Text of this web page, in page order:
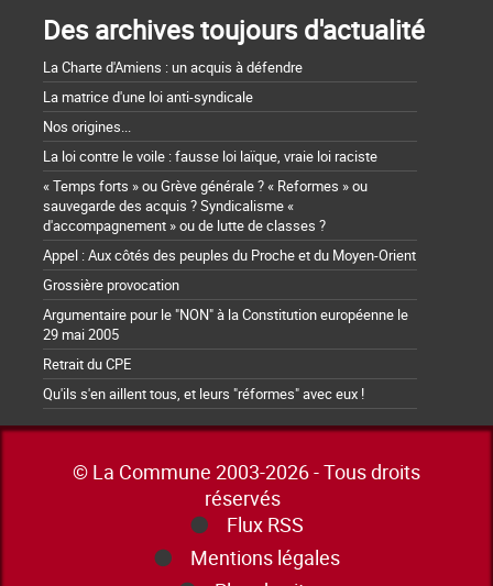
Des archives toujours d'actualité
La Charte d'Amiens : un acquis à défendre
La matrice d'une loi anti-syndicale
Nos origines...
La loi contre le voile : fausse loi laïque, vraie loi raciste
« Temps forts » ou Grève générale ? « Reformes » ou
sauvegarde des acquis ? Syndicalisme «
d'accompagnement » ou de lutte de classes ?
Appel : Aux côtés des peuples du Proche et du Moyen-Orient
Grossière provocation
Argumentaire pour le "NON" à la Constitution européenne le
29 mai 2005
Retrait du CPE
Qu'ils s'en aillent tous, et leurs "réformes" avec eux !
© La Commune 2003-2026 - Tous droits
réservés
Flux RSS
Mentions légales